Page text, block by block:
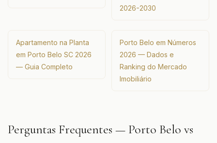
2026-2030
Apartamento na Planta
em Porto Belo SC 2026
— Guia Completo
Porto Belo em Números
2026 — Dados e
Ranking do Mercado
Imobiliário
Perguntas Frequentes — Porto Belo vs